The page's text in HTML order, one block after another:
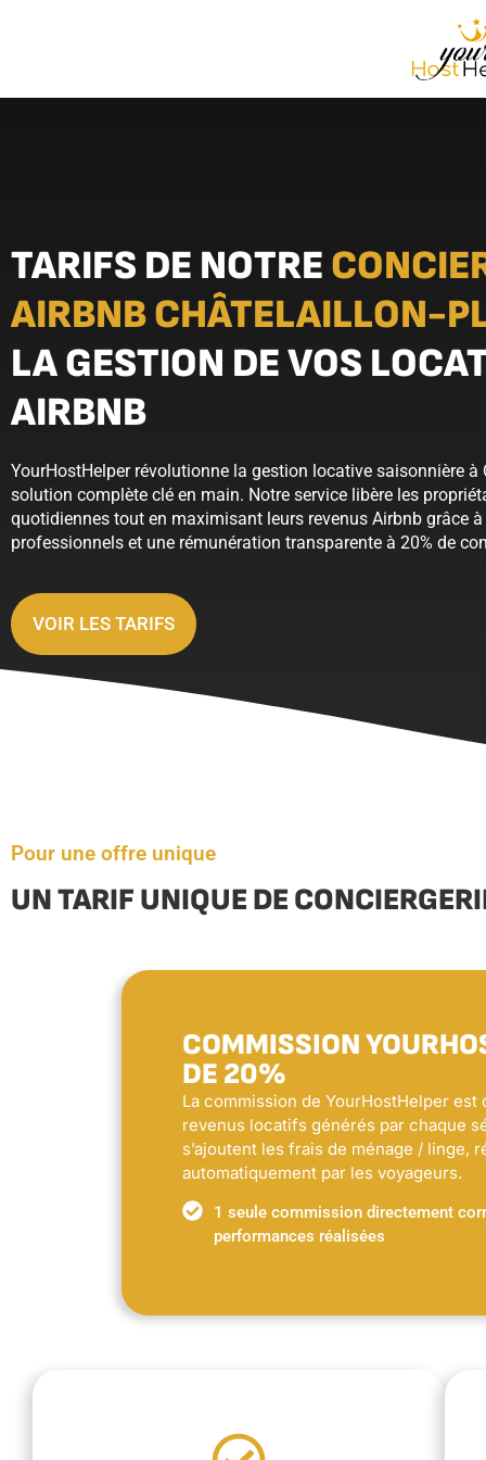
TARIFS DE NOTRE
AIRBNB CHÂTELAILLON-
LA GESTION DE VOS
AIRBNB
YourHostHelper révolutionne la gestion locative saisonnière à
solution complète clé en main. Notre service libère les
quotidiennes tout en maximisant leurs revenus Airbnb grâce
professionnels et une rémunération transparente à 20% de
VOIR LES TARIFS
Pour une offre unique
UN TARIF UNIQUE DE
COMMISSION
DE 20%
La commission de YourHostHelper est
revenus locatifs générés par chaque
s’ajoutent les frais de ménage / linge,
automatiquement par les voyageurs.
1 seule commission directement
performances réalisées
loué.